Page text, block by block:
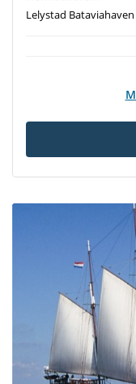
Lelystad Bataviahaven